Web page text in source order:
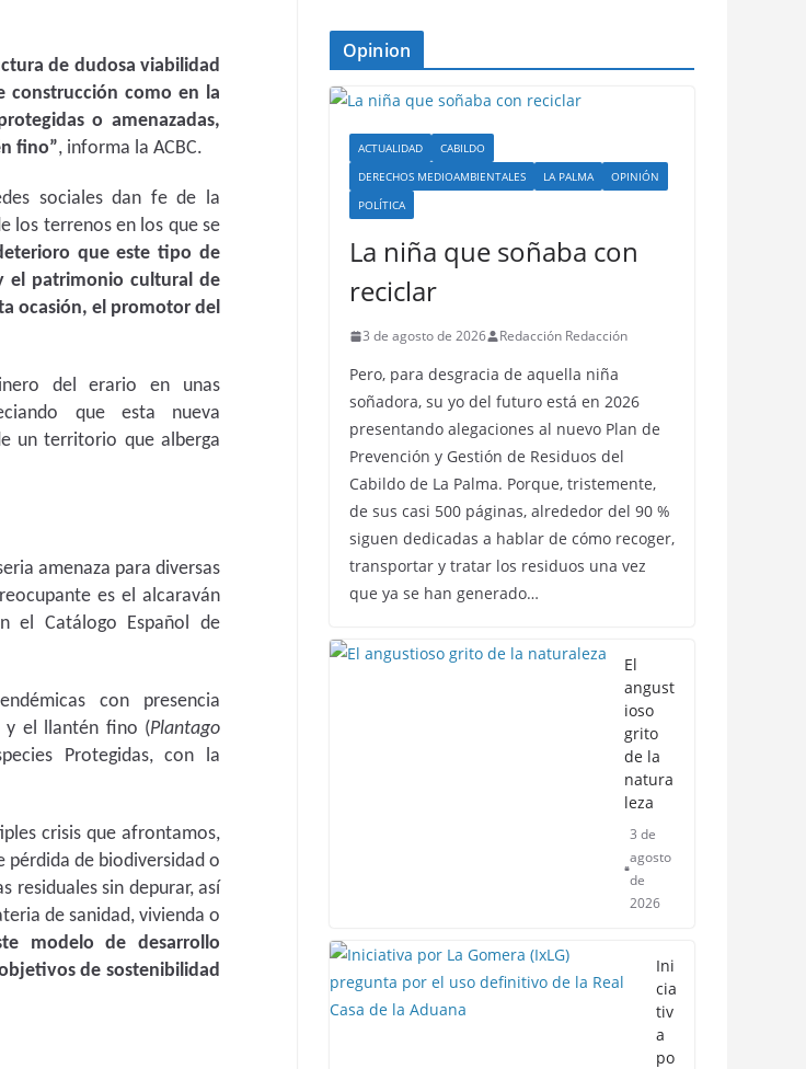
de dudosa viabilidad
construcción como en la
o amenazadas,
fino”, informa la ACBC.
sociales dan fe de la
los terrenos en los que se
que este tipo de
el patrimonio cultural de
ocasión, el promotor del
del erario en unas
que esta nueva
un territorio que alberga
amenaza para diversas
es el alcaraván
el Catálogo Español de
con presencia
y el llantén fino (Plantago
Protegidas, con la
crisis que afrontamos,
pérdida de biodiversidad o
residuales sin depurar, así
de sanidad, vivienda o
modelo de desarrollo
de sostenibilidad
Opinion
ACTUALIDAD
CABILDO
DERECHOS MEDIOAMBIENTALES
LA PALMA
OPINIÓN
POLÍTICA
La niña que soñaba con
reciclar
3 de agosto de 2026 Redacción Redacción
Pero, para desgracia de aquella niña
soñadora, su yo del futuro está en 2026
presentando alegaciones al nuevo Plan de
Prevención y Gestión de Residuos del
Cabildo de La Palma. Porque, tristemente,
de sus casi 500 páginas, alrededor del 90 %
siguen dedicadas a hablar de cómo recoger,
transportar y tratar los residuos una vez
que ya se han generado…
El
angust
ioso
grito
de la
natura
leza
3 de
agosto
de
2026
Ini
cia
tiv
a
po